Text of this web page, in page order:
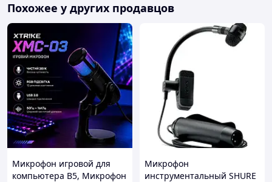
Похожее у других продавцов
Микрофон игровой для
компьютера B5, Микрофон
Микрофон
инструментальный SHURE